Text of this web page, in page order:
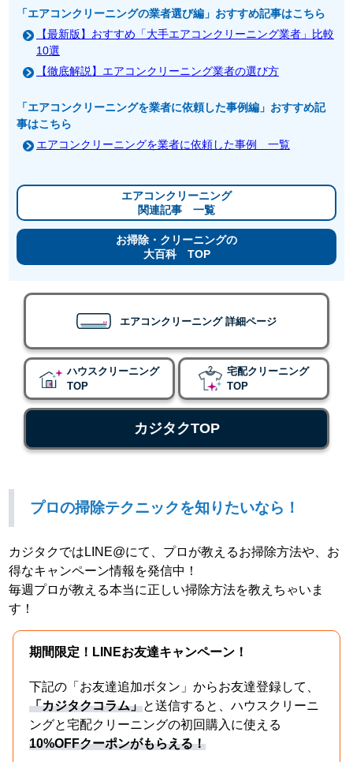
「エアコンクリーニングの業者選び編」おすすめ記事はこちら
【最新版】おすすめ「大手エアコンクリーニング業者」比較
10選
【徹底解説】エアコンクリーニング業者の選び方
「エアコンクリーニングを業者に依頼した事例編」おすすめ記
事はこちら
エアコンクリーニングを業者に依頼した事例 一覧
エアコンクリーニング
関連記事 一覧
お掃除・クリーニングの
大百科 TOP
エアコンクリーニング 詳細ページ
ハウスクリーニング
TOP
宅配クリーニング
TOP
カジタクTOP
プロの掃除テクニックを知りたいなら！
カジタクではLINE@にて、プロが教えるお掃除方法や、お
得なキャンペーン情報を発信中！
毎週プロが教える本当に正しい掃除方法を教えちゃいま
す！
期間限定！LINEお友達キャンペーン！
下記の「お友達追加ボタン」からお友達登録して、
「カジタクコラム」と送信すると、ハウスクリーニ
ングと宅配クリーニングの初回購入に使える
10%OFFクーポンがもらえる！